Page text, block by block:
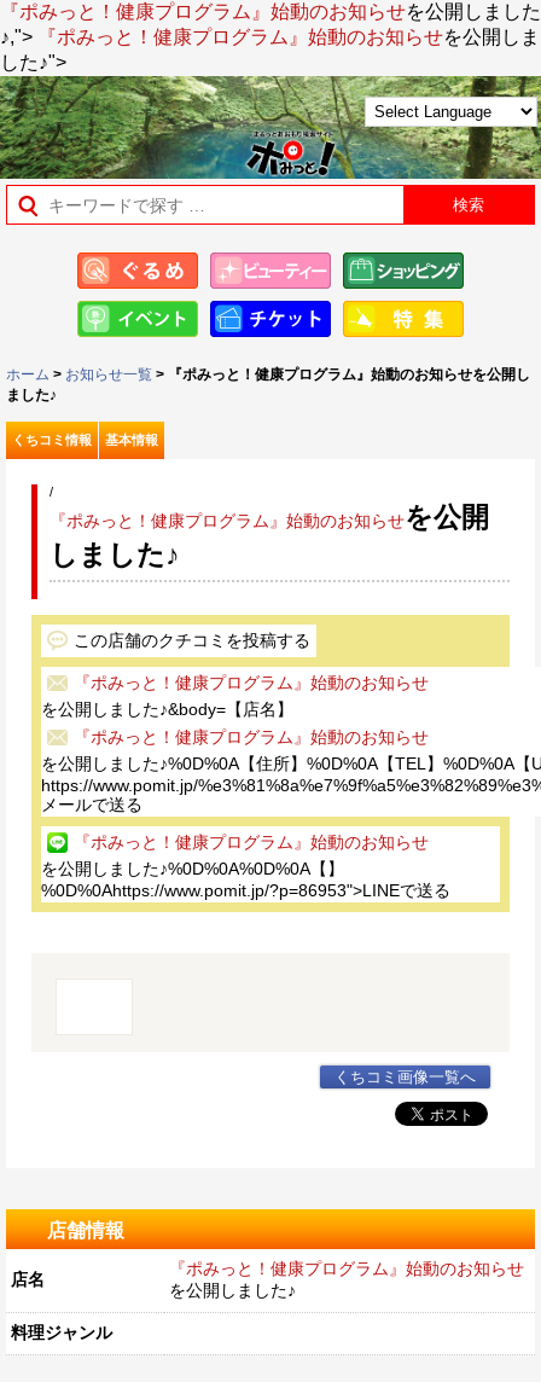
『ポみっと！健康プログラム』始動のお知らせを公開しました
♪,">
『ポみっと！健康プログラム』始動のお知らせを公開しま
した♪">
ホーム > お知らせ一覧 > 『ポみっと！健康プログラム』始動のお知らせを公開し
ました♪
くちコミ情報 基本情報
/
『ポみっと！健康プログラム』始動のお知らせを公開
しました♪
この店舗のクチコミを投稿する
『ポみっと！健康プログラム』始動のお知らせ
を公開しました♪&body=【店名】
『ポみっと！健康プログラム』始動のお知らせ
を公開しました♪%0D%0A【住所】%0D%0A【TEL】%0D%0A【
https://www.pomit.jp/
メールで送る
『ポみっと！健康プログラム』始動のお知らせ
を公開しました♪%0D%0A%0D%0A【】
%0D%0Ahttps://www.pomit.jp/?p=86953">LINEで送る
くちコミ画像一覧へ
店舗情報
店名
『ポみっと！健康プログラム』始動のお知らせ
を公開しました♪
料理ジャンル